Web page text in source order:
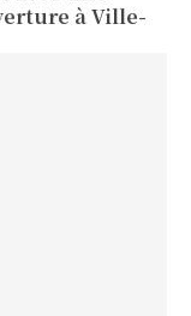
à Ville-